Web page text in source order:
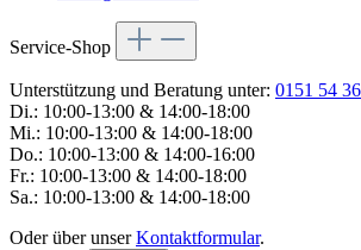
Service-Shop
Unterstützung und Beratung unter: 0151 54
Di.: 10:00-13:00 & 14:00-18:00
Mi.: 10:00-13:00 & 14:00-18:00
Do.: 10:00-13:00 & 14:00-16:00
Fr.: 10:00-13:00 & 14:00-18:00
Sa.: 10:00-13:00 & 14:00-18:00
Oder über unserKontaktformular.